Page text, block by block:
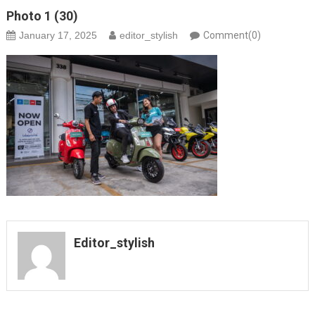
Photo 1 (30)
January 17, 2025 editor_stylish Comment(0)
Editor_stylish